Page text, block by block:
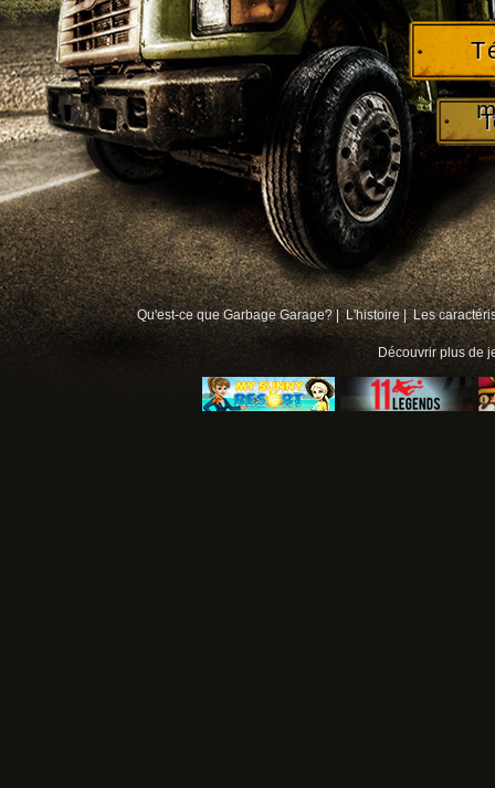
Qu'est-ce que Garbage Garage? | L'histoire | Les
Découvrir plus de